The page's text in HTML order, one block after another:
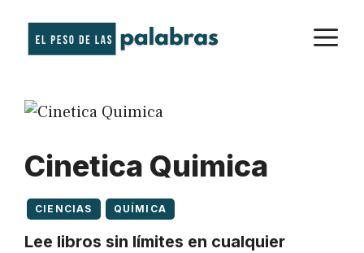
contenido
Cinetica Quimica
CIENCIAS QUÍMICA
Lee libros sin límites en cualquier